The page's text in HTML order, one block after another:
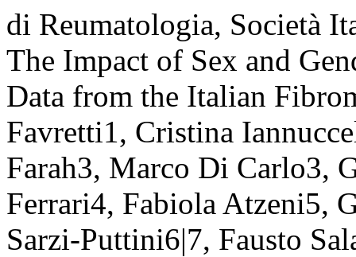
di Reumatologia, Società
The Impact of Sex and
Data from the Italian
Favretti1, Cristina
Farah3, Marco Di Carlo3,
Ferrari4, Fabiola Atzeni5,
Sarzi-Puttini6|7, Fausto